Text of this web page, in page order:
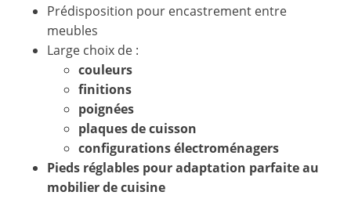
Prédisposition pour encastrement entre
meubles
Large choix de :
couleurs
finitions
poignées
plaques de cuisson
configurations électroménagers
Pieds réglables pour adaptation parfaite au
mobilier de cuisine